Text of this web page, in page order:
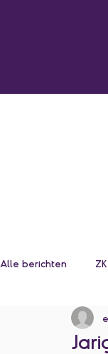
Alle berichten ZK
Categorie